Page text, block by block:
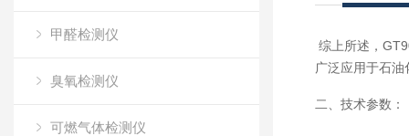
甲醛检测仪
臭氧检测仪
可燃气体检测仪
综上所述，
广泛应用于石
二、技术参数：